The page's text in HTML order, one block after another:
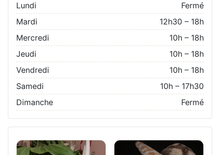
Lundi
Fermé
Mardi
12h30 – 18h
Mercredi
10h – 18h
Jeudi
10h – 18h
Vendredi
10h – 18h
Samedi
10h – 17h30
Dimanche
Fermé